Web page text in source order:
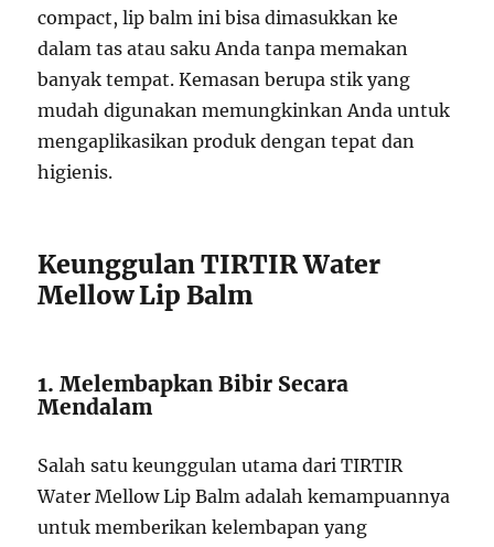
compact, lip balm ini bisa dimasukkan ke
dalam tas atau saku Anda tanpa memakan
banyak tempat. Kemasan berupa stik yang
mudah digunakan memungkinkan Anda untuk
mengaplikasikan produk dengan tepat dan
higienis.
Keunggulan TIRTIR Water
Mellow Lip Balm
1. Melembapkan Bibir Secara
Mendalam
Salah satu keunggulan utama dari TIRTIR
Water Mellow Lip Balm adalah kemampuannya
untuk memberikan kelembapan yang